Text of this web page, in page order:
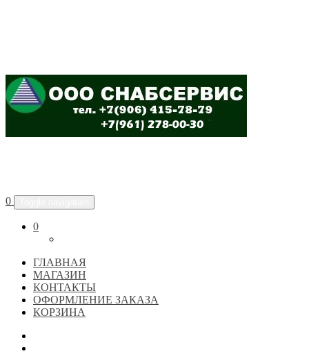
0
0
ГЛАВНАЯ
МАГАЗИН
КОНТАКТЫ
ОФОРМЛЕНИЕ ЗАКАЗА
КОРЗИНА